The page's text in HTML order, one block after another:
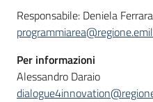
Responsabile: Deniela Ferrara
Per informazioni
Alessandro Daraio